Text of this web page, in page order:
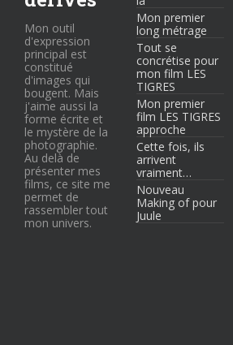
Mon outil
d'expression
principal est
constitué
d'images qui
bougent. Mais
j'aime aussi la
forme écrite et
le mystère de la
photographie.
Au delà de
présenter mes
films, ce site me
permet de
rassembler tout
mon univers.
Mon premier
long métrage
Tout se
concrétise pour
mon film LES
TIGRES
Mon premier
film LES TIGRES
approche
Cette fois, ils
arrivent
vraiment…
Nouveau
Making of pour
Juule